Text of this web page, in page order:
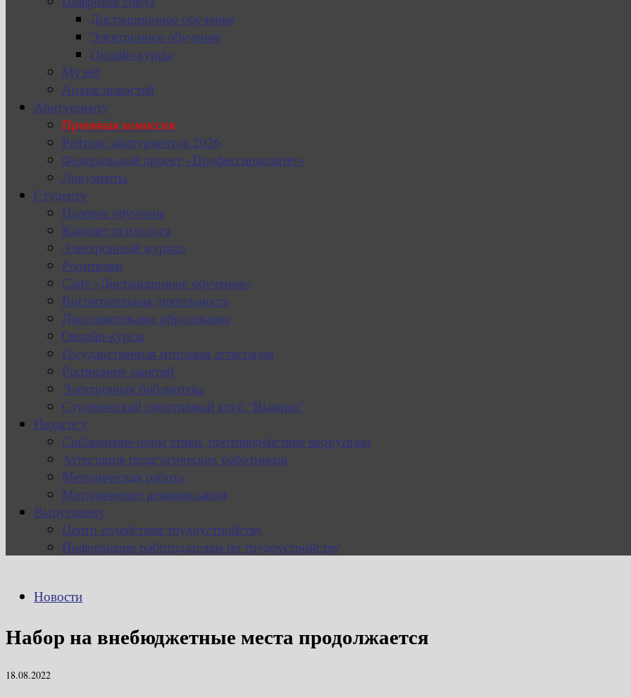
Дистанционное обучение
Электронное обучение
Онлайн-курсы
Музей
Архив новостей
Абитуриенту
Приемная комиссия
Рейтинг абитуриентов 2026
Федеральный проект «Профессионалитет»
Документы
Студенту
Целевое обучение
Кабинет психолога
Электронный журнал
Родителям
Сайт «Дистанционное обучение»
Воспитательная деятельность
Дополнительное образование
Онлайн-курсы
Государственная итоговая аттестация
Расписание занятий
Электронная библиотека
Студенческий спортивный клуб “Вымпел”
Педагогу
Соблюдение норм этики, противодействие коррупции
Аттестация педагогических работников
Методическая работа
Методические рекомендации
Выпускнику
Центр содействия трудоустройству
Информация работодателям по трудоустройству
Новости
Набор на внебюджетные места продолжается
18.08.2022